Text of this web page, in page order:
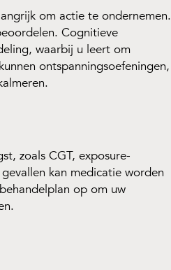
om actie te ondernemen.
Cognitieve
waarbij u leert om
ontspanningsoefeningen,
zoals CGT, exposure-
kan medicatie worden
op om uw